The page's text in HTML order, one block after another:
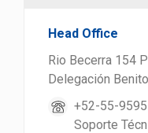
Head Office
Rio Becerra 154
Delegación
+52-55-
Soporte